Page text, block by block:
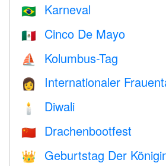
🇧🇷 Karneval
🇲🇽 Cinco De Mayo
⛵️ Kolumbus-Tag
👩 Internationaler
🕯 Diwali
🇨🇳 Drachenbootfest
👑 Geburtstag Der